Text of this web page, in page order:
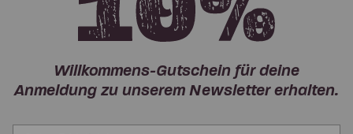
Willkommens-Gutschein für deine
Anmeldung zu unserem Newsletter erhalten.